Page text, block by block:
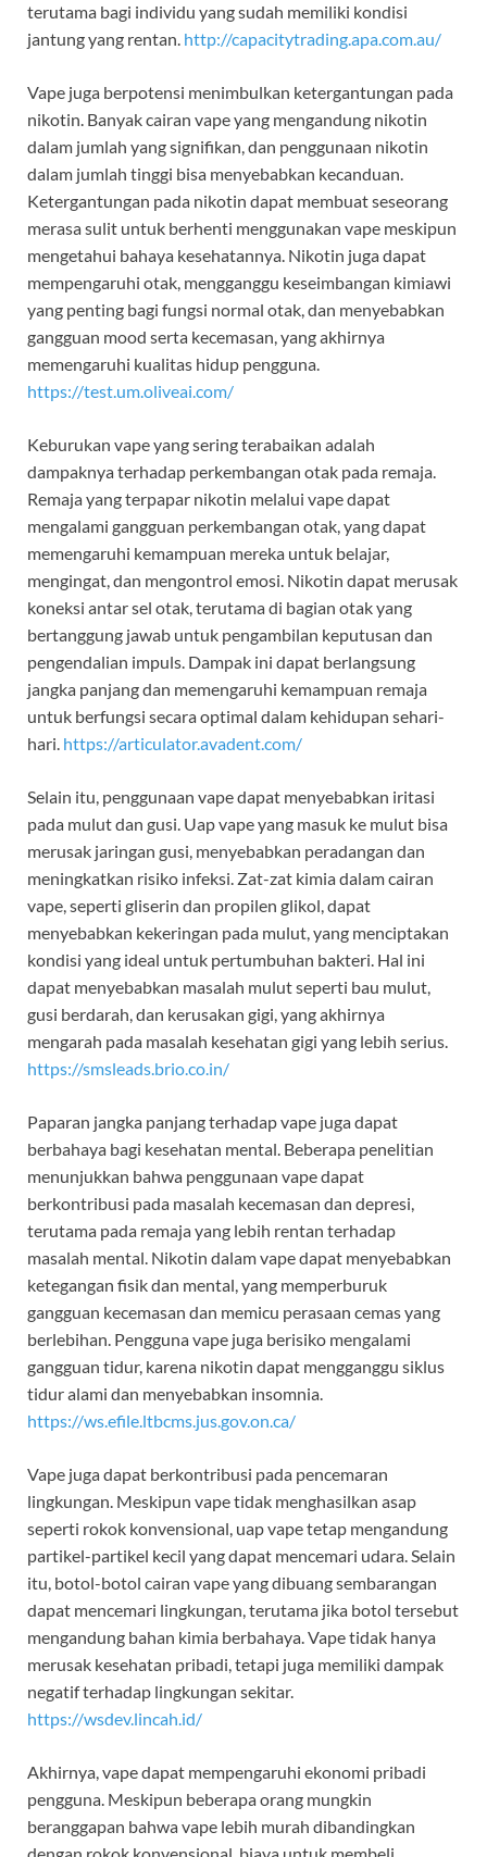
terutama bagi individu yang sudah memiliki kondisi
jantung yang rentan. http://capacitytrading.apa.com.au/
Vape juga berpotensi menimbulkan ketergantungan pada
nikotin. Banyak cairan vape yang mengandung nikotin
dalam jumlah yang signifikan, dan penggunaan nikotin
dalam jumlah tinggi bisa menyebabkan kecanduan.
Ketergantungan pada nikotin dapat membuat seseorang
merasa sulit untuk berhenti menggunakan vape meskipun
mengetahui bahaya kesehatannya. Nikotin juga dapat
mempengaruhi otak, mengganggu keseimbangan kimiawi
yang penting bagi fungsi normal otak, dan menyebabkan
gangguan mood serta kecemasan, yang akhirnya
memengaruhi kualitas hidup pengguna.
https://test.um.oliveai.com/
Keburukan vape yang sering terabaikan adalah
dampaknya terhadap perkembangan otak pada remaja.
Remaja yang terpapar nikotin melalui vape dapat
mengalami gangguan perkembangan otak, yang dapat
memengaruhi kemampuan mereka untuk belajar,
mengingat, dan mengontrol emosi. Nikotin dapat merusak
koneksi antar sel otak, terutama di bagian otak yang
bertanggung jawab untuk pengambilan keputusan dan
pengendalian impuls. Dampak ini dapat berlangsung
jangka panjang dan memengaruhi kemampuan remaja
untuk berfungsi secara optimal dalam kehidupan sehari-
hari. https://articulator.avadent.com/
Selain itu, penggunaan vape dapat menyebabkan iritasi
pada mulut dan gusi. Uap vape yang masuk ke mulut bisa
merusak jaringan gusi, menyebabkan peradangan dan
meningkatkan risiko infeksi. Zat-zat kimia dalam cairan
vape, seperti gliserin dan propilen glikol, dapat
menyebabkan kekeringan pada mulut, yang menciptakan
kondisi yang ideal untuk pertumbuhan bakteri. Hal ini
dapat menyebabkan masalah mulut seperti bau mulut,
gusi berdarah, dan kerusakan gigi, yang akhirnya
mengarah pada masalah kesehatan gigi yang lebih serius.
https://smsleads.brio.co.in/
Paparan jangka panjang terhadap vape juga dapat
berbahaya bagi kesehatan mental. Beberapa penelitian
menunjukkan bahwa penggunaan vape dapat
berkontribusi pada masalah kecemasan dan depresi,
terutama pada remaja yang lebih rentan terhadap
masalah mental. Nikotin dalam vape dapat menyebabkan
ketegangan fisik dan mental, yang memperburuk
gangguan kecemasan dan memicu perasaan cemas yang
berlebihan. Pengguna vape juga berisiko mengalami
gangguan tidur, karena nikotin dapat mengganggu siklus
tidur alami dan menyebabkan insomnia.
https://ws.efile.ltbcms.jus.gov.on.ca/
Vape juga dapat berkontribusi pada pencemaran
lingkungan. Meskipun vape tidak menghasilkan asap
seperti rokok konvensional, uap vape tetap mengandung
partikel-partikel kecil yang dapat mencemari udara. Selain
itu, botol-botol cairan vape yang dibuang sembarangan
dapat mencemari lingkungan, terutama jika botol tersebut
mengandung bahan kimia berbahaya. Vape tidak hanya
merusak kesehatan pribadi, tetapi juga memiliki dampak
negatif terhadap lingkungan sekitar.
https://wsdev.lincah.id/
Akhirnya, vape dapat mempengaruhi ekonomi pribadi
pengguna. Meskipun beberapa orang mungkin
beranggapan bahwa vape lebih murah dibandingkan